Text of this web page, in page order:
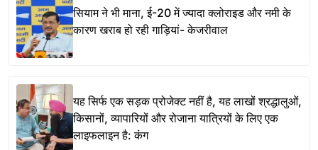
सियाम ने भी माना, ई-20 में ज्यादा क्लोराइड और नमी के
कारण खराब हो रही गाड़ियां- केजरीवाल
यह सिर्फ एक सड़क प्रोजेक्ट नहीं है, यह लाखों श्रद्धालुओं,
किसानों, व्यापारियों और रोजाना यात्रियों के लिए एक
लाइफलाइन है: कंग